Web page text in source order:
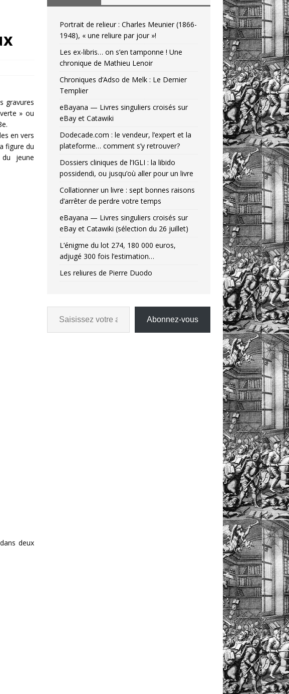
»!
gravures
» ou
en vers
figure du
du jeune
deux
Portrait de relieur : Charles Meunier (1866-
1948), « une reliure par jour »!
Les ex-libris… on s’en tamponne ! Une
chronique de Mathieu Lenoir
Chroniques d’Adso de Melk : Le Dernier
Templier
eBayana — Livres singuliers croisés sur
eBay et Catawiki
Dodecade.com : le vendeur, l’expert et la
plateforme… comment s’y retrouver?
Dossiers cliniques de l’IGLI : la libido
possidendi, ou jusqu’où aller pour un livre
Collationner un livre : sept bonnes raisons
d’arrêter de perdre votre temps
eBayana — Livres singuliers croisés sur
eBay et Catawiki (sélection du 26 juillet)
L’énigme du lot 274, 180 000 euros,
adjugé 300 fois l’estimation…
Les reliures de Pierre Duodo
Abonnez-vous